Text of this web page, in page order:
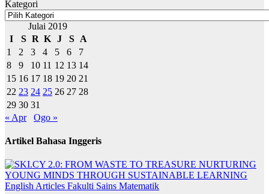
Kategori
Julai 2019
I
S R K J S
A
1
2 3 4 5 6
7
8
9 10 11 12 13 14
15 16 17 18 19 20 21
22 23 24 25 26 27 28
29 30 31
« Apr
Ogo »
Artikel Bahasa Inggeris
English Articles Fakulti Sains Matematik